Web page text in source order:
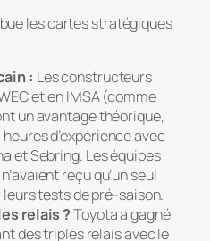
les cartes stratégiques
: Les constructeurs
et en IMSA (comme
un avantage théorique,
d’expérience avec
et Sebring. Les équipes
reçu qu’un seul
tests de pré-saison.
relais ?Toyota a gagné
des triples relais avec le